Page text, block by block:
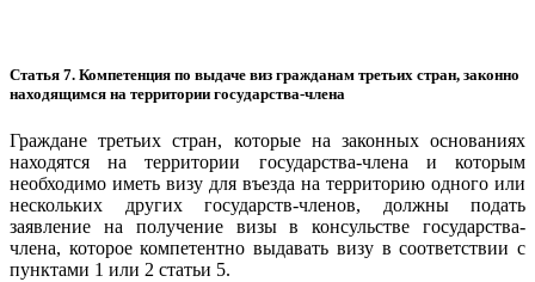
Статья 7. Компетенция по выдаче виз гражданам третьих стран, законно
находящимся на территории государства-члена
Граждане третьих стран, которые на законных основаниях
находятся на территории государства-члена и которым
необходимо иметь визу для въезда на территорию одного или
нескольких других государств-членов, должны подать
заявление на получение визы в консульстве государства-
члена, которое компетентно выдавать визу в соответствии с
пунктами 1 или 2 статьи 5.